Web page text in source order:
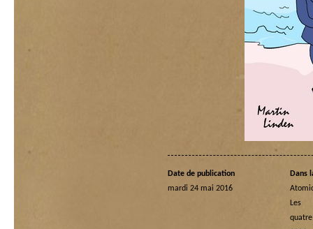
Date de publication
mardi 24 mai 2016
Dans
Les
quatre